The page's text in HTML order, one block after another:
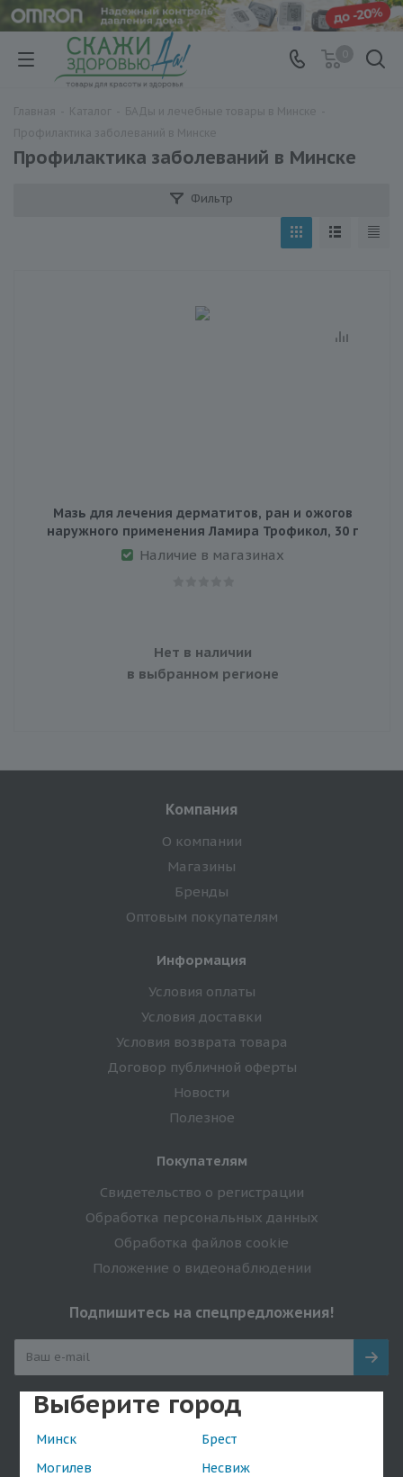
Выберите город
Минск
Брест
Могилев
Несвиж
Профилактика заболеваний в Минске
Фильтр
Мазь для лечения дерматитов, ран и ожогов
наружного применения Ламира Трофикол, 30 г
Наличие в магазинах
Нет в наличии
в выбранном регионе
Компания
О компании
Магазины
Бренды
Оптовым покупателям
Информация
Условия оплаты
Условия доставки
Условия возврата товара
Договор публичной оферты
Новости
Полезное
Покупателям
Свидетельство о регистрации
Обработка персональных данных
Обработка файлов cookie
Положение о видеонаблюдении
Подпишитесь на спецпредложения!
Оставайтесь на связи